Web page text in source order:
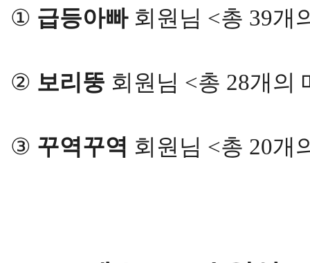
① 급등아빠 회원님 <총 39개
② 보리뚱 회원님 <총 28개의
③ 꾸역꾸역 회원님 <총 20개